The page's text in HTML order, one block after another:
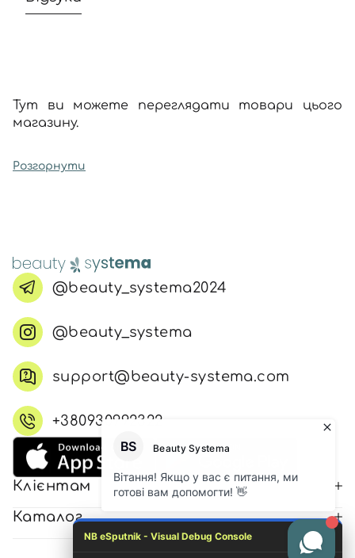
Тут ви можете переглядати товари цього
магазину.
Розгорнути
@beauty_systema2024
@beauty_systema
support@beauty-systema.com
+380930992322
Клієнтам
Каталог
NB eSputnik - Visual Debug Console